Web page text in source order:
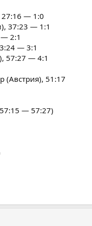
— 1:0
37:23 — 1:1
2:1
— 3:1
57:27 — 4:1
(Австрия), 51:17
— 57:27)